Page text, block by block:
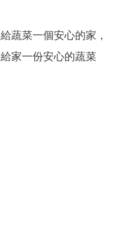
給蔬菜一個安心的家，
給家一份安心的蔬菜